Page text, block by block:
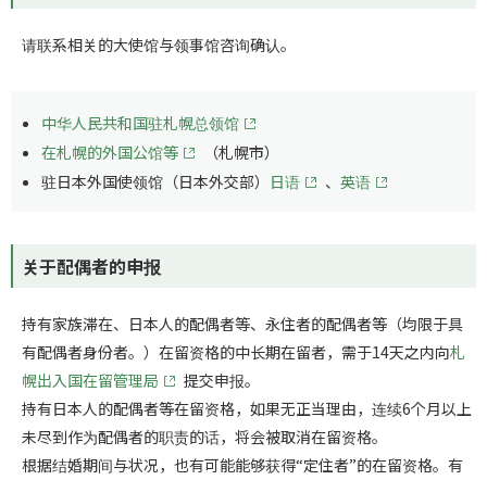
请联系相关的大使馆与领事馆咨询确认。
中华人民共和国驻札幌总领馆
在札幌的外国公馆等
（札幌市）
驻日本外国使领馆（日本外交部） 日语 、 英语
关于配偶者的申报
持有家族滞在、日本人的配偶者等、永住者的配偶者等（均限于具
有配偶者身份者。）在留资格的中长期在留者，需于14天之内向札
幌出入国在留管理局
提交申报。
持有日本人的配偶者等在留资格，如果无正当理由，连续6个月以上
未尽到作为配偶者的职责的话，将会被取消在留资格。
根据结婚期间与状况，也有可能能够获得“定住者”的在留资格。有